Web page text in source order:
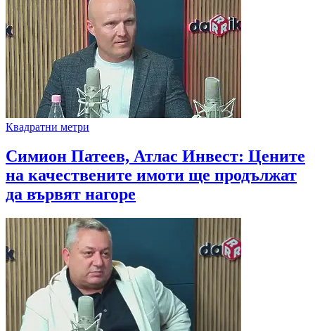
Квадратни метри
Симион Патеев, Атлас Инвест: Цените
на качествените имоти ще продължат
да вървят нагоре